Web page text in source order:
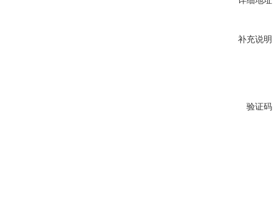
补充说明
验证码